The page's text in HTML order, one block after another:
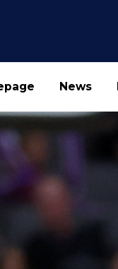
News